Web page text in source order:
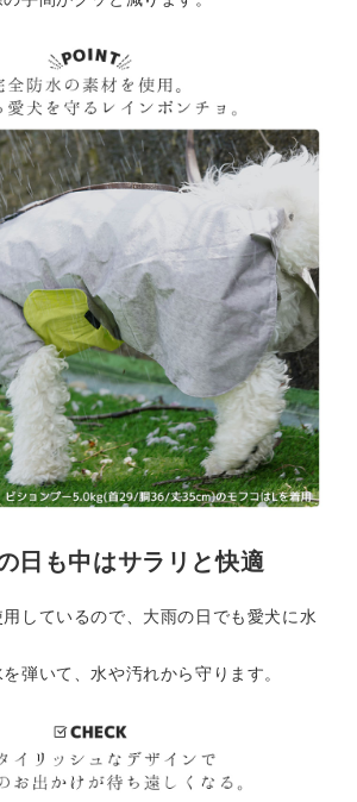
日も中はサラリと快適
しているので、大雨の日でも愛犬に水
弾いて、水や汚れから守ります。